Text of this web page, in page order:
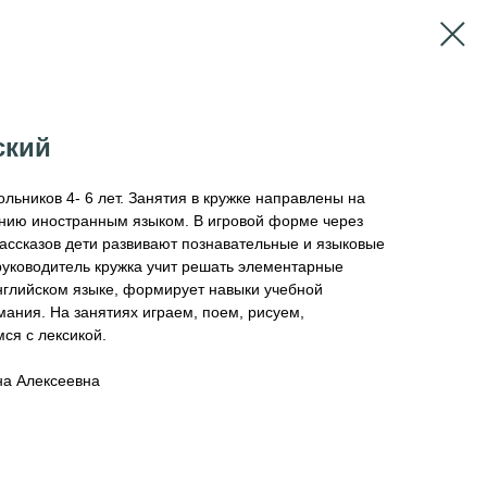
4- 6 лет. Занятия в кружке направлены на
иностранным языком. В игровой форме через
дети развивают познавательные и языковые
кружка учит решать элементарные
языке, формирует навыки учебной
На занятиях играем, поем, рисуем,
с лексикой.
Алексеевна